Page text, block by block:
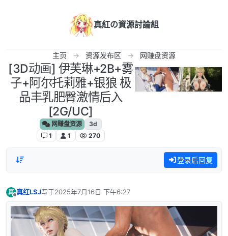
真紅の資源討論組
主页 资源发布区 网赚盘资源
[3D动画] 伊芙琳+2B+雾
子+阿尔托莉雅+银狼 极
品丰乳肥臀激情后入
[2G/UC]
网赚盘资源
3d
1
1 270
登录后回复
真 真红LSJ写于2025年7月16日 下午6:27
最后由 编辑